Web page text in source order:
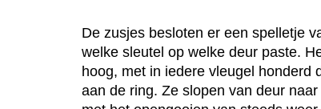
De zusjes besloten er een spelletje
welke sleutel op welke deur paste.
hoog, met in iedere vleugel honderd
aan de ring. Ze slopen van deur